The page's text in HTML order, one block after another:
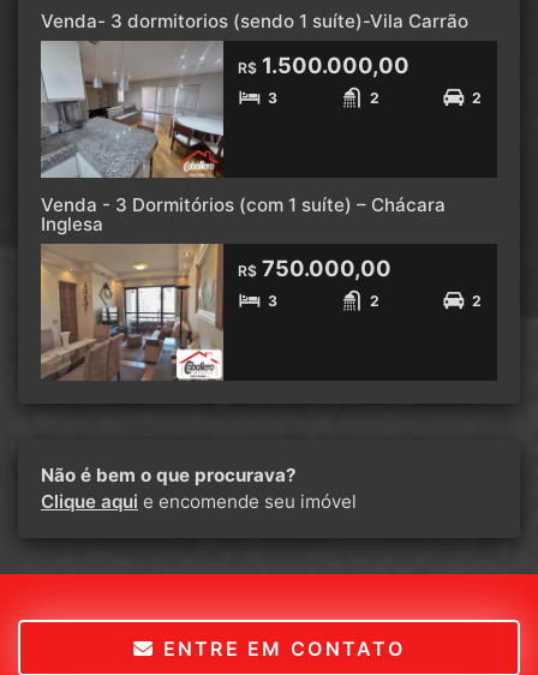
Venda- 3 dormitorios (sendo 1 suíte)-Vila Carrão
R$ 1.500.000,00
3 2 2
Venda - 3 Dormitórios (com 1 suíte) – Chácara
Inglesa
R$ 750.000,00
3 2 2
Não é bem o que procurava?
Clique aqui e encomende seu imóvel
ENTRE EM CONTATO